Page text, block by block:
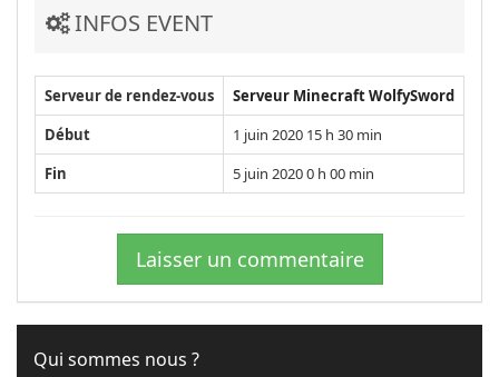
INFOS EVENT
Serveur de rendez-vous
Serveur Minecraft WolfySword
Début
1 juin 2020 15 h 30 min
Fin
5 juin 2020 0 h 00 min
Laisser un commentaire
Qui sommes nous ?